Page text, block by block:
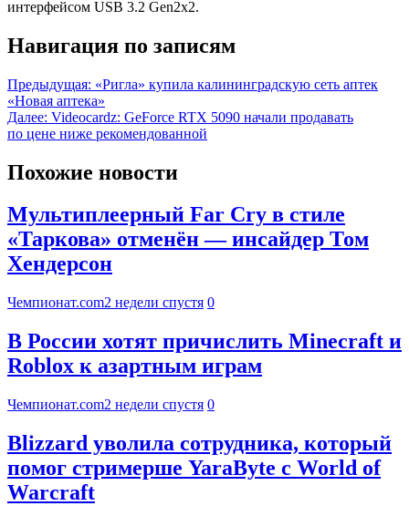
интерфейсом USB 3.2 Gen2x2.
Навигация по записям
Предыдущая: «Ригла» купила калининградскую сеть аптек
«Новая аптека»
Далее: Videocardz: GeForce RTX 5090 начали продавать
по цене ниже рекомендованной
Похожие новости
Мультиплеерный Far Cry в стиле
«Таркова» отменён — инсайдер Том
Хендерсон
Чемпионат.com2 недели спустя 0
В России хотят причислить Minecraft и
Roblox к азартным играм
Чемпионат.com2 недели спустя 0
Blizzard уволила сотрудника, который
помог стримерше YaraByte с World of
Warcraft